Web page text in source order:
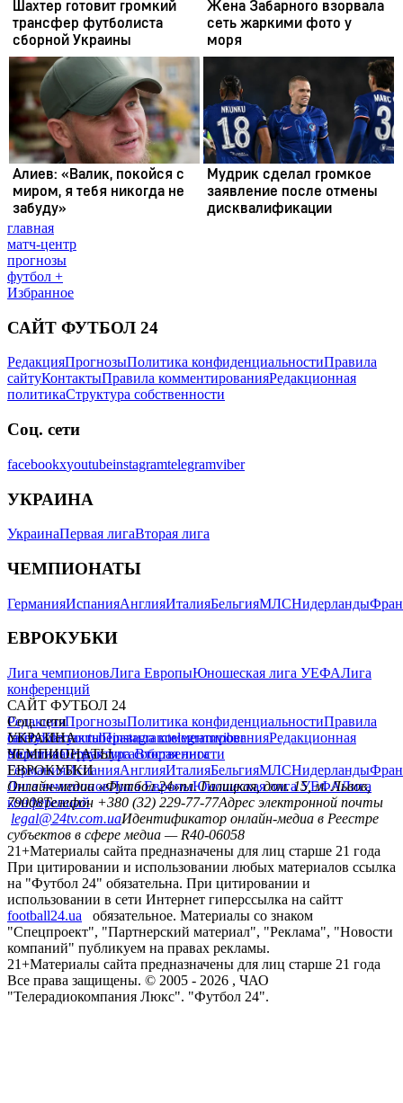
главная
матч-центр
прогнозы
футбол +
Избранное
САЙТ ФУТБОЛ 24
РедакцияПрогнозыПолитика конфиденциальностиПравила
сайтуКонтактыПравила комментированияРедакционная
политикаСтруктура собственности
Соц. сети
facebookxyoutubeinstagramtelegramviber
УКРАИНА
УкраинаПервая лигаВторая лига
ЧЕМПИОНАТЫ
ГерманияИспанияАнглияИталияБельгияМЛСНидерланды
ЕВРОКУБКИ
Лига чемпионовЛига ЕвропыЮношеская лига УЕФАЛига
конференций
САЙТ ФУТБОЛ 24
РедакцияПрогнозыПолитика конфиденциальностиПравила
сайтуКонтактыПравила комментированияРедакционная
политикаСтруктура собственности
Соц. сети
facebookxyoutubeinstagramtelegramviber
УКРАИНА
УкраинаПервая лигаВторая лига
ЧЕМПИОНАТЫ
ГерманияИспанияАнглияИталияБельгияМЛСНидерланды
ЕВРОКУБКИ
Лига чемпионовЛига ЕвропыЮношеская лига УЕФАЛига
конференций
Онлайн-медиа «Футбол 24»пл. Галицкая, дом. 15, м. Львов,
79008Телефон +380 (32) 229-77-77Адрес электронной почты
legal@24tv.com.uaИдентификатор онлайн-медиа в Реестре
субъектов в сфере медиа — R40-06058
21+Материалы сайта предназначены для лиц старше 21 года
При цитировании и использовании любых материалов ссылка
на "Футбол 24" обязательна. При цитировании и
использовании в сети Интернет гиперссылка на сайтт
football24.ua
обязательное. Материалы со знаком
"Спецпроект", "Партнерский материал", "Реклама", "Новости
компаний" публикуем на правах рекламы.
21+Материалы сайта предназначены для лиц старше 21 года
Все права защищены. © 2005 - 2026 , ЧАО
"Телерадиокомпания Люкс". "Футбол 24".